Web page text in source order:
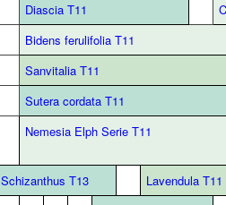
Diascia T11
Bidens ferulifolia T11
Sanvitalia T11
Sutera cordata T11
Nemesia Elph Serie T11
Schizanthus T13
Lavendula T11